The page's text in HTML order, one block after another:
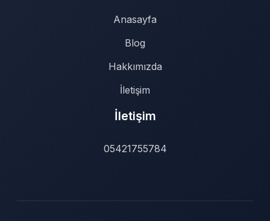
Anasayfa
Blog
Hakkımızda
İletişim
İletişim
05421755784